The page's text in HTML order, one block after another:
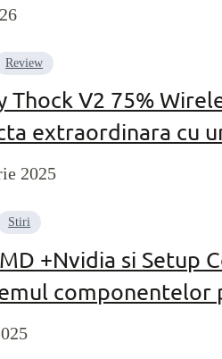
Review
Thock V2 75%
extraordinara cu
2025
Stiri
+Nvidia si Setup
componentelor